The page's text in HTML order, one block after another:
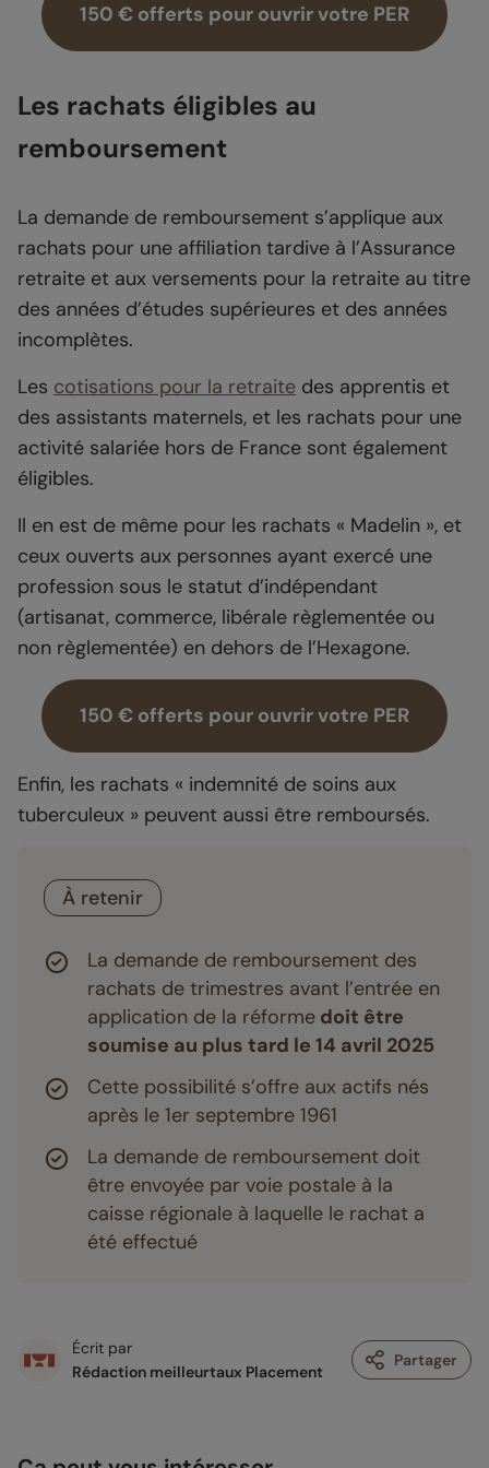
150 € offerts pour ouvrir votre PER
Les rachats éligibles au
remboursement
La demande de remboursement s’applique aux
rachats pour une affiliation tardive à l’Assurance
retraite et aux versements pour la retraite au titre
des années d’études supérieures et des années
incomplètes.
Les cotisations pour la retraite des apprentis et
des assistants maternels, et les rachats pour une
activité salariée hors de France sont également
éligibles.
Il en est de même pour les rachats « Madelin », et
ceux ouverts aux personnes ayant exercé une
profession sous le statut d’indépendant
(artisanat, commerce, libérale règlementée ou
non règlementée) en dehors de l’Hexagone.
150 € offerts pour ouvrir votre PER
Enfin, les rachats « indemnité de soins aux
tuberculeux » peuvent aussi être remboursés.
À retenir
La demande de remboursement des
rachats de trimestres avant l’entrée en
application de la réforme doit être
soumise au plus tard le 14 avril 2025
Cette possibilité s’offre aux actifs nés
après le 1er septembre 1961
La demande de remboursement doit
être envoyée par voie postale à la
caisse régionale à laquelle le rachat a
été effectué
Écrit par
Rédaction meilleurtaux Placement
Partager